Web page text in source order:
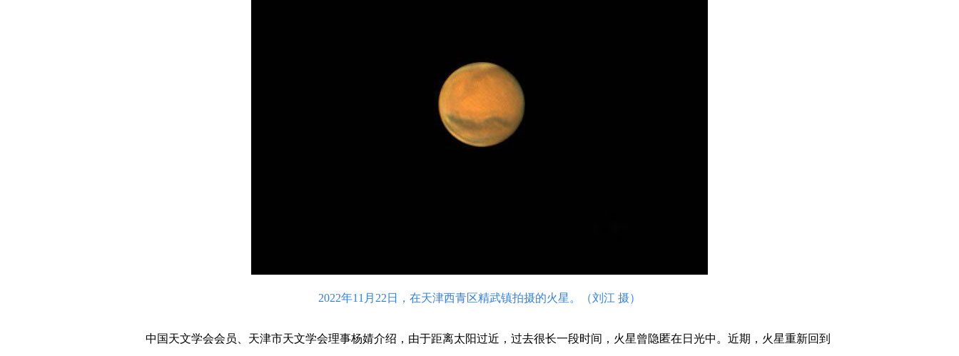
2022年11月22日，在天津西青区精武镇拍摄的火星。（刘江 摄）
中国天文学会会员、天津市天文学会理事杨婧介绍，由于距离太阳过近，过去很长一段时间，火星曾隐匿在日光中。近期，火星重新回到